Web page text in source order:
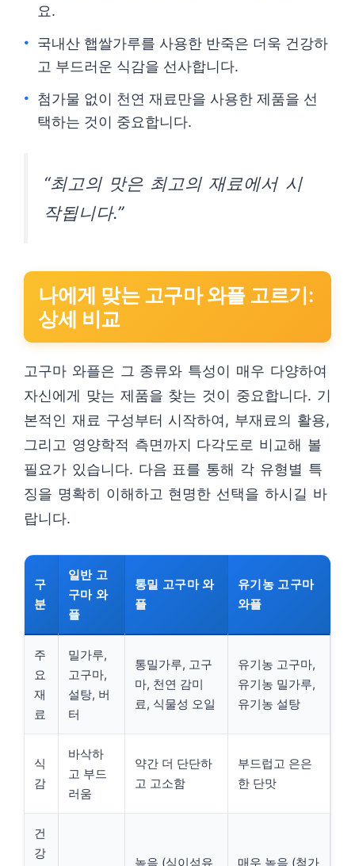
요.
국내산 햅쌀가루를 사용한 반죽은 더욱 건강하
고 부드러운 식감을 선사합니다.
첨가물 없이 천연 재료만을 사용한 제품을 선
택하는 것이 중요합니다.
“최고의 맛은 최고의 재료에서 시
작됩니다.”
나에게 맞는 고구마 와플 고르기:
상세 비교
고구마 와플은 그 종류와 특성이 매우 다양하여
자신에게 맞는 제품을 찾는 것이 중요합니다. 기
본적인 재료 구성부터 시작하여, 부재료의 활용,
그리고 영양학적 측면까지 다각도로 비교해 볼
필요가 있습니다. 다음 표를 통해 각 유형별 특
징을 명확히 이해하고 현명한 선택을 하시길 바
랍니다.
구
분
일반 고
구마 와
플
통밀 고구마 와
플
유기농 고구마
와플
주
요
재
료
밀가루,
고구마,
설탕, 버
터
통밀가루, 고구
마, 천연 감미
료, 식물성 오일
유기농 고구마,
유기농 밀가루,
유기농 설탕
식
감
바삭하
고 부드
러움
약간 더 단단하
고 고소함
부드럽고 은은
한 단맛
건
강
높음 (식이섬유 매우 높음 (첨가